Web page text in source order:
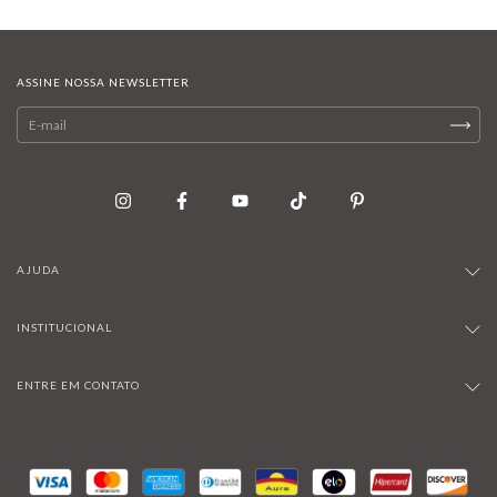
ASSINE NOSSA NEWSLETTER
AJUDA
INSTITUCIONAL
ENTRE EM CONTATO